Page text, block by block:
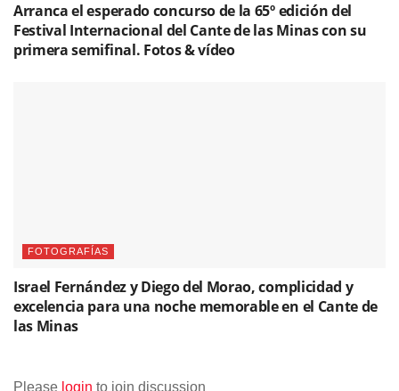
Arranca el esperado concurso de la 65º edición del
Festival Internacional del Cante de las Minas con su
primera semifinal. Fotos & vídeo
FOTOGRAFÍAS
Israel Fernández y Diego del Morao, complicidad y
excelencia para una noche memorable en el Cante de
las Minas
Please login to join discussion